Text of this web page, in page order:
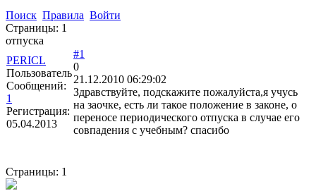
Поиск Правила Войти
Страницы: 1
отпуска
PERICL
Пользователь
Сообщений:
1
Регистрация:
05.04.2013
#1
0
21.12.2010 06:29:02
Здравствуйте, подскажите пожалуйста,я учусь
на заочке, есть ли такое положение в законе, о
переносе периодического отпуска в случае его
совпадения с учебным? спасибо
Страницы: 1